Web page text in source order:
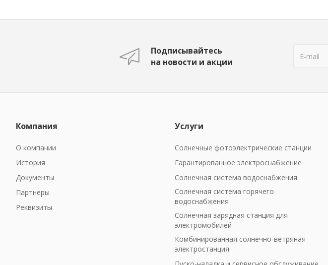
Подписывайтесь
на новости и акции
Компания
О компании
История
Документы
Партнеры
Реквизиты
Услуги
Солнечные фотоэлектрические станции
Гарантированное электроснабжение
Солнечная система водоснабжения
Солнечная система горячего
водоснабжения
Солнечная зарядная станция для
электромобилей
Комбинированная солнечно-ветряная
электростанция